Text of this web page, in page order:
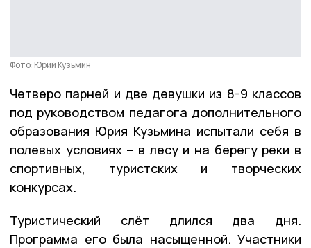
Фото: Юрий Кузьмин
Четверо парней и две девушки из 8-9 классов
под руководством педагога дополнительного
образования Юрия Кузьмина испытали себя в
полевых условиях – в лесу и на берегу реки в
спортивных, туристских и творческих
конкурсах.
Туристический слёт длился два дня.
Программа его была насыщенной. Участники